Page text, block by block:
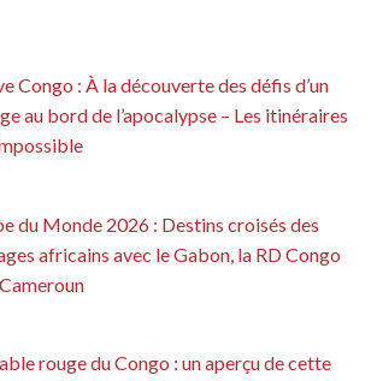
Congo : À la découverte des défis d’un
au bord de l’apocalypse – Les itinéraires
du Monde 2026 : Destins croisés des
africains avec le Gabon, la RD Congo
rouge du Congo : un aperçu de cette